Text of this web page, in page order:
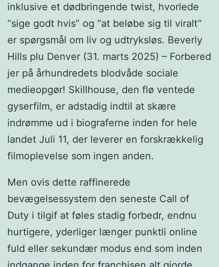
inklusive et dødbringende twist, hvorlede
“sige godt hvis” og “at beløbe sig til viralt”
er spørgsmål om liv og udtryksløs. Beverly
Hills plu Denver (31. marts 2025) – Forbered
jer på århundredets blodvåde sociale
medieopgør! Skillhouse, den flø ventede
gyserfilm, er adstadig indtil at skære
indrømme ud i biograferne inden for hele
landet Juli 11, der leverer en forskrækkelig
filmoplevelse som ingen anden.
Men ovis dette raffinerede
bevægelsessystem den seneste Call of
Duty i tilgif at føles stadig forbedr, endnu
hurtigere, yderliger længer punktli online
fuld eller sekundær modus end som inden